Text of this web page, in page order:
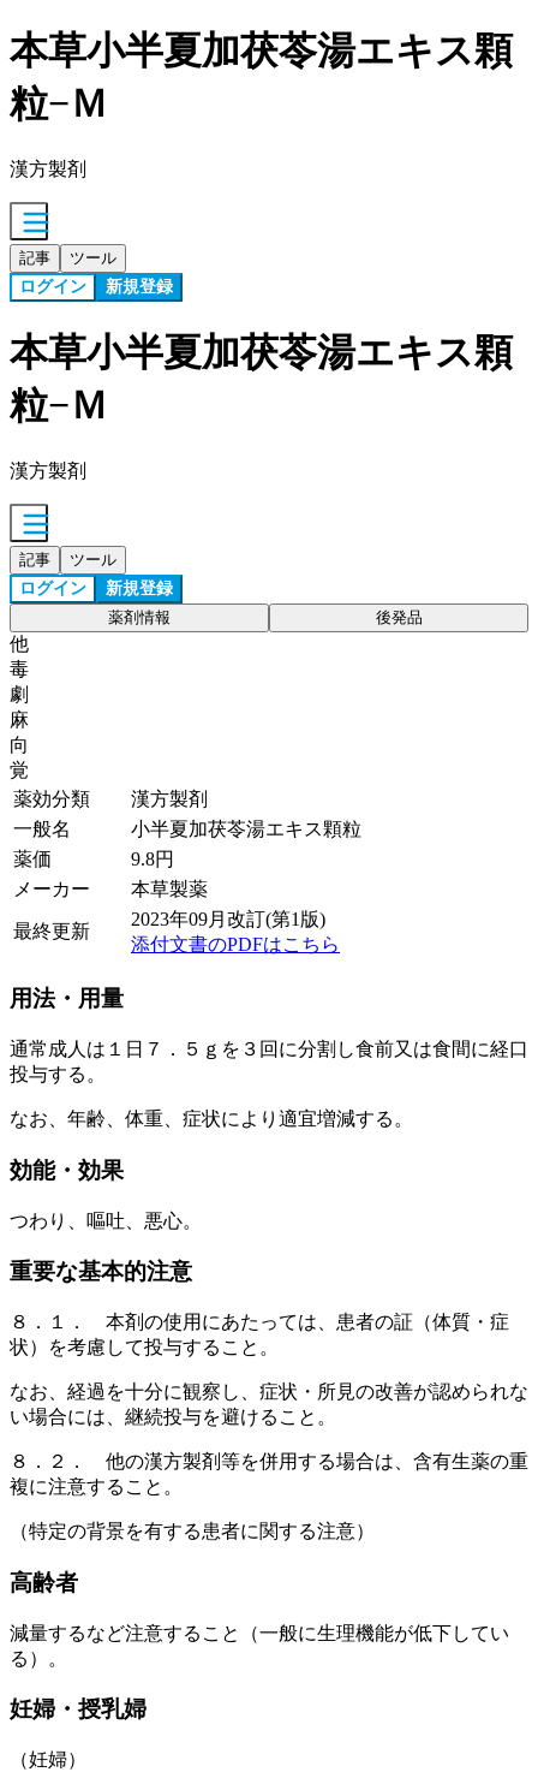
本草小半夏加茯苓湯エキス顆
粒−Ｍ
漢方製剤
記事 ツール
ログイン 新規登録
本草小半夏加茯苓湯エキス顆
粒−Ｍ
漢方製剤
記事 ツール
ログイン 新規登録
薬剤情報 後発品
他
毒
劇
麻
向
覚
薬効分類
漢方製剤
一般名
小半夏加茯苓湯エキス顆粒
薬価
9.8円
メーカー
本草製薬
最終更新
2023年09月改訂(第1版)
添付文書のPDFはこちら
用法・用量
通常成人は１日７．５ｇを３回に分割し食前又は食間に経口
投与する。
なお、年齢、体重、症状により適宜増減する。
効能・効果
つわり、嘔吐、悪心。
重要な基本的注意
８．１． 本剤の使用にあたっては、患者の証（体質・症
状）を考慮して投与すること。
なお、経過を十分に観察し、症状・所見の改善が認められな
い場合には、継続投与を避けること。
８．２． 他の漢方製剤等を併用する場合は、含有生薬の重
複に注意すること。
（特定の背景を有する患者に関する注意）
高齢者
減量するなど注意すること（一般に生理機能が低下してい
る）。
妊婦・授乳婦
（妊婦）